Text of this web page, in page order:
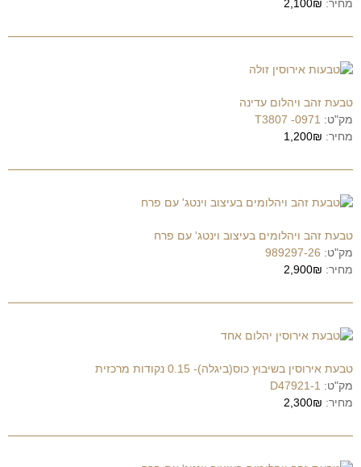
מחיר: 2,100₪
טבעת זהב ויהלום עדינה
מק"ט: 0971- T3807
מחיר: 1,200₪
טבעת זהב ויהלומים בעיצוב וינטג' עם פרח
מק"ט: 989297-26
מחיר: 2,900₪
טבעת אירוסין בשיבוץ כוס(ביגלה)- 0.15 נקודות מרכזית
מק"ט: D47921-1
מחיר: 2,300₪